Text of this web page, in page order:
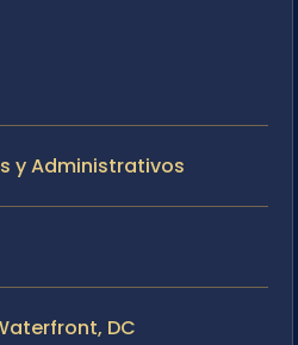
y Administrativos
DC